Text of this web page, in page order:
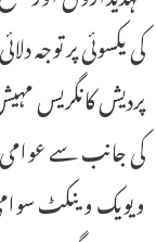
کی یکسوئی پر توجہ
پردیش کانگریس
کی جانب سے
ویویک وینکٹ